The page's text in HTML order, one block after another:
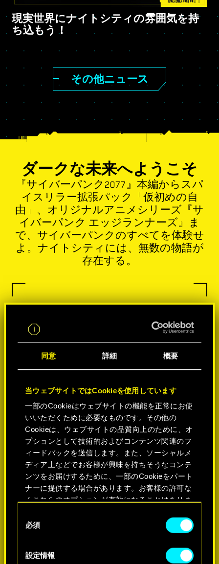
同意 詳細 概要
当ウェブサイトではCookieを使用しています
一部のCookieはウェブサイトの機能を正常にお使
いいただくために必要なものです。その他の
Cookieは、ウェブサイトの品質向上のために、オ
プションとして技術的およびコンテンツ関連のフ
ィードバックを送信します。また、ソーシャルメ
ディア上などでお客様が興味を持ちそうなコンテ
ンツをお届けするために、一部のCookieをパート
ナーに提供する場合があります。お客様の許可な
くこれらのオプションが有効になることはありま
Cookieの使用およびパフォーマンスの変更点に関
する詳細は、下記の「設定」メニューでご確認く
ださい。
必須
設定情報
現実世界にナイトシティの雰囲気を持
ち込もう！
その他ニュース
ダークな未来へようこそ
『サイバーパンク2077』本編からスパ
イスリラー拡張パック「仮初めの自
由」、オリジナルアニメシリーズ『サ
イバーパンク エッジランナーズ』ま
で、サイバーパンクのすべてを体験せ
よ。ナイトシティには、無数の物語が
存在する。